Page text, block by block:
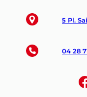
5 Pl.
04 28